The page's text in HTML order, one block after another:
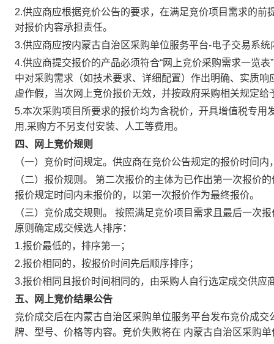
2.供应商应根据竞价公告的要求，在满足竞价项目需求的
对报价内容承担责任。
3.供应商应按内蒙古自治区采购单位服务平台-电子交易系
4.供应商提交报价的产品必须符合“网上竞价采购需求一览
中对采购需求（如技术要求、详细配置）作出明确、实质
虚作假，当次网上竞价报价无效，并按政府采购相关规定给
5.本次采购项目所要求的报价均为含税价，开具增值税专
用,采购方不另支付安装、人工等费用。
四、网上竞价规则
（一）竞价时间规定。供应商在竞价公告规定的报价时间
（二）报价规则。 第二次报价的主体为已作出第一次报价
报价规定时间内未报价的，以第一次报价作为最终报价。
（三）竞价成交规则。 按照满足竞价项目需求且最后一次
原则确定成交候选人排序：
1.报价最低的，排序第一；
2.报价相同的，按报价时间先后顺序排序；
3.报价相同且报价时间相同的，由采购人自行选定成交供应
五、网上竞价结果公告
竞价成交后在内蒙古自治区采购单位服务平台发布竞价成
牌、型号、价格等内容。竞价失败将在 内蒙古自治区采购